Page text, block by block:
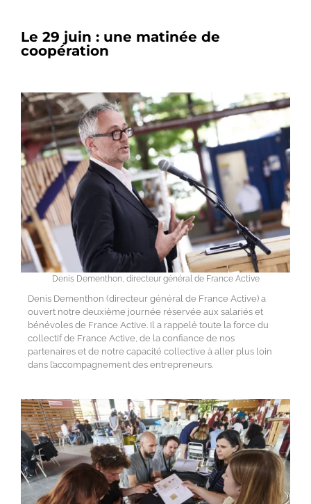
Le 29 juin : une matinée de
coopération
Denis Dementhon, directeur général de France Active
Denis Dementhon (directeur général de France Active) a
ouvert notre deuxième journée réservée aux salariés et
bénévoles de France Active. Il a rappelé toute la force du
collectif de France Active, de la confiance de nos
partenaires et de notre capacité collective à aller plus loin
dans l’accompagnement des entrepreneurs.